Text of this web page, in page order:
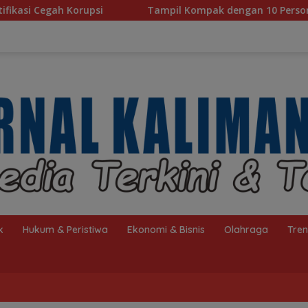
Kompak dengan 10 Personel, Paduan Suara TP PKK
Hukum & Peristiwa Ekonomi & Bisnis Olahraga